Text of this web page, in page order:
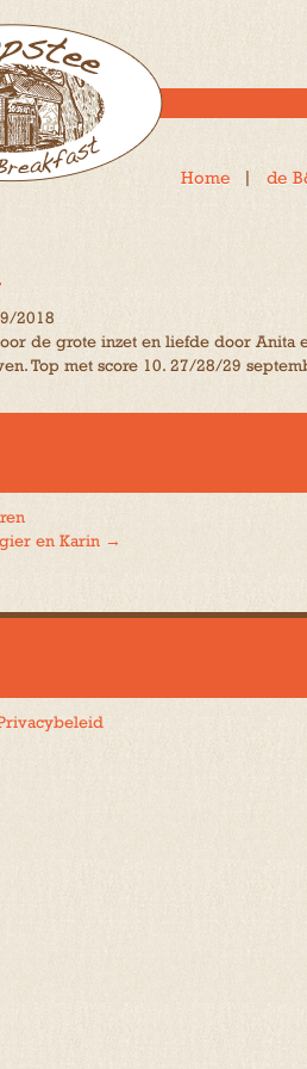
Home de
2018
de grote inzet en liefde door Anita
Top met score 10. 27/28/29
en Karin →